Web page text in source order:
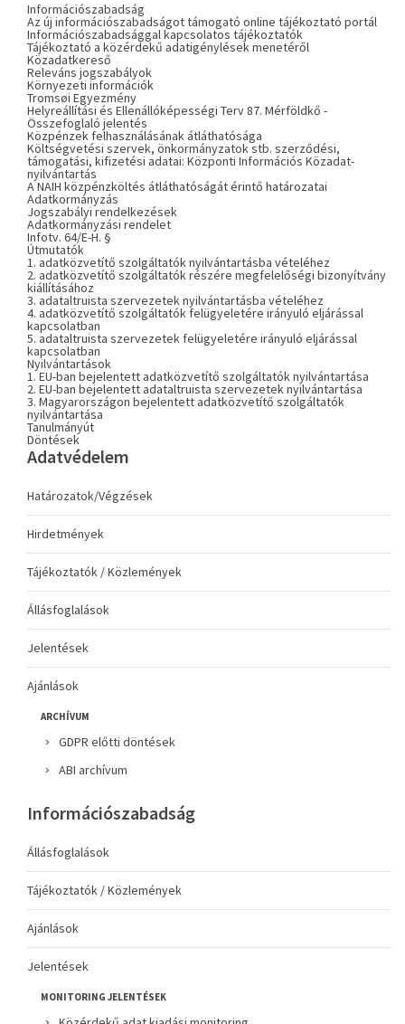
Információszabadság
Az új információszabadságot támogató online tájékoztató portál
Információszabadsággal kapcsolatos tájékoztatók
Tájékoztató a közérdekű adatigénylések menetéről
Közadatkereső
Releváns jogszabályok
Környezeti információk
Tromsøi Egyezmény
Helyreállítási és Ellenállóképességi Terv 87. Mérföldkő -
Összefoglaló jelentés
Közpénzek felhasználásának átláthatósága
Költségvetési szervek, önkormányzatok stb. szerződési,
támogatási, kifizetési adatai: Központi Információs Közadat-
nyilvántartás
A NAIH közpénzköltés átláthatóságát érintő határozatai
Adatkormányzás
Jogszabályi rendelkezések
Adatkormányzási rendelet
Infotv. 64/E-H. §
Útmutatók
1. adatközvetítő szolgáltatók nyilvántartásba vételéhez
2. adatközvetítő szolgáltatók részére megfelelőségi bizonyítvány
kiállításához
3. adataltruista szervezetek nyilvántartásba vételéhez
4. adatközvetítő szolgáltatók felügyeletére irányuló eljárással
kapcsolatban
5. adataltruista szervezetek felügyeletére irányuló eljárással
kapcsolatban
Nyilvántartások
1. EU-ban bejelentett adatközvetítő szolgáltatók nyilvántartása
2. EU-ban bejelentett adataltruista szervezetek nyilvántartása
3. Magyarországon bejelentett adatközvetítő szolgáltatók
nyilvántartása
Tanulmányút
Döntések
Adatvédelem
Határozatok/Végzések
Hirdetmények
Tájékoztatók / Közlemények
Állásfoglalások
Jelentések
Ajánlások
ARCHÍVUM
GDPR előtti döntések
ABI archívum
Információszabadság
Állásfoglalások
Tájékoztatók / Közlemények
Ajánlások
Jelentések
MONITORING JELENTÉSEK